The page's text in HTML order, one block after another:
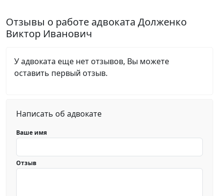
Отзывы о работе адвоката Долженко
Виктор Иванович
У адвоката еще нет отзывов, Вы можете
оставить первый отзыв.
Написать об адвокате
Ваше имя
Отзыв